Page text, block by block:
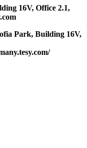
16V, Office 2.1,
Park, Building 16V,